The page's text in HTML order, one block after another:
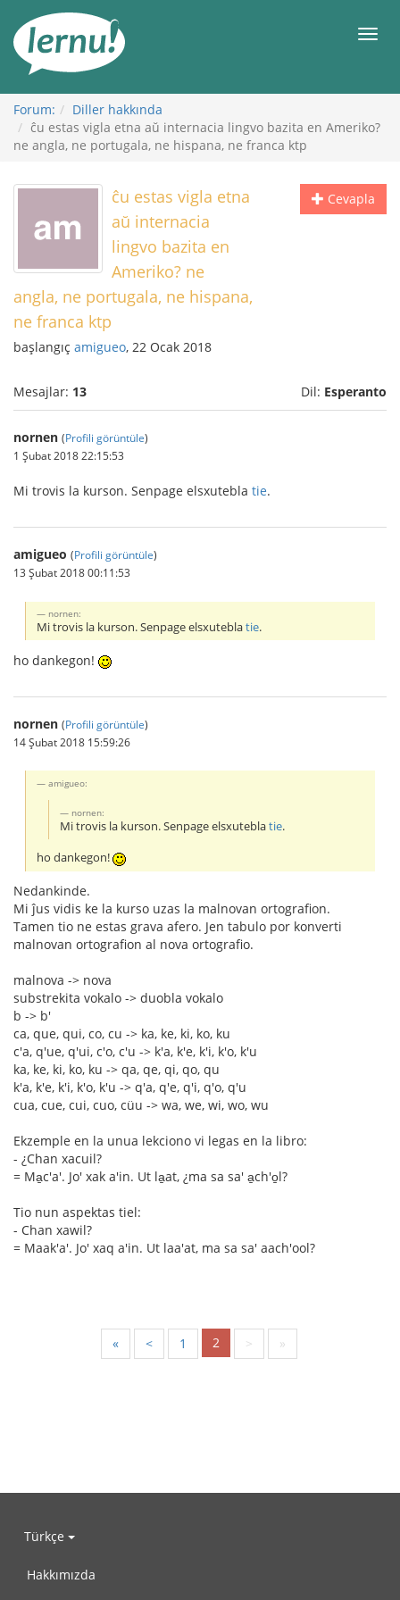
Görüntüleme
Forum:
Diller hakkında
ĉu estas vigla etna aŭ internacia lingvo bazita en Ameriko?
ne angla, ne portugala, ne hispana, ne franca ktp
Cevapla
ĉu estas vigla etna
aŭ internacia
lingvo bazita en
Ameriko? ne
angla, ne portugala, ne hispana,
ne franca ktp
başlangıç amigueo, 22 Ocak 2018
Mesajlar: 13 Dil: Esperanto
nornen (Profili görüntüle)
1 Şubat 2018 22:15:53
Mi trovis la kurson. Senpage elsxutebla tie.
amigueo (Profili görüntüle)
13 Şubat 2018 00:11:53
nornen:
Mi trovis la kurson. Senpage elsxuteblatie.
ho dankegon!
nornen (Profili görüntüle)
14 Şubat 2018 15:59:26
amigueo:
nornen:
Mi trovis la kurson. Senpage elsxuteblatie.
ho dankegon!
Nedankinde.
Mi ĵus vidis ke la kurso uzas la malnovan ortografion.
Tamen tio ne estas grava afero. Jen tabulo por konverti
malnovan ortografion al nova ortografio.
malnova -> nova
substrekita vokalo -> duobla vokalo
b -> b'
ca, que, qui, co, cu -> ka, ke, ki, ko, ku
c'a, q'ue, q'ui, c'o, c'u -> k'a, k'e, k'i, k'o, k'u
ka, ke, ki, ko, ku -> qa, qe, qi, qo, qu
k'a, k'e, k'i, k'o, k'u -> q'a, q'e, q'i, q'o, q'u
cua, cue, cui, cuo, cüu -> wa, we, wi, wo, wu
Ekzemple en la unua lekciono vi legas en la libro:
- ¿Chan xacuil?
= Ma̱c'a'. Jo' xak a'in. Ut la̱at, ¿ma sa sa' a̱ch'o̱l?
Tio nun aspektas tiel:
- Chan xawil?
= Maak'a'. Jo' xaq a'in. Ut laa'at, ma sa sa' aach'ool?
« < 1 2 > »
Türkçe
Hakkımızda